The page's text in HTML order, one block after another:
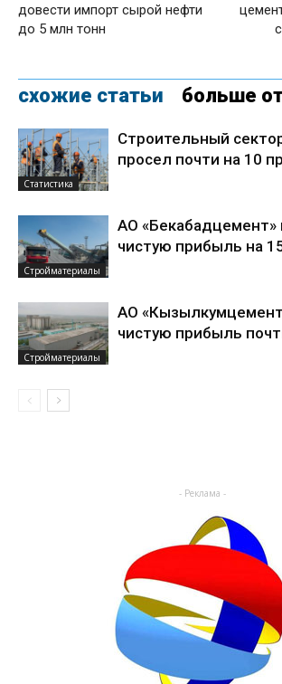
довести импорт сырой нефти
до 5 млн тонн
схожие статьи больше
Статистика
Строительный
просел почти на 10
Стройматериалы
АО «Бекабадцемент»
чистую прибыль на
Стройматериалы
АО
чистую прибыль
- Реклама -